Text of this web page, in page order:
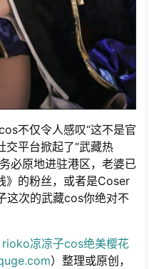
不仅令人感叹“这不是官
交平台掀起了“武藏热
必原地进驻港区，老婆已
》的粉丝，或者是Coser
这次的武藏cos你绝对不
凉凉子cos绝美樱花
）整理或原创，